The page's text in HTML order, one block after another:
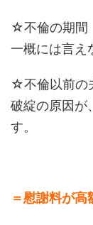
☆不倫の期間
一概には言え
☆不倫以前の
破綻の原因が
す。
＝慰謝料が高